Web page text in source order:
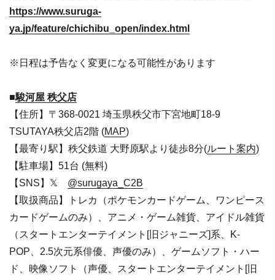
https://www.suruga-
ya.jp/feature/chichibu_open/index.html
※日程は予告なく変更になる可能性があります
■駿河屋 秩父店
【住所】〒368-0021 埼玉県秩父市下宮地町18-9
TSUTAYA秩父店2階 (MAP)
【最寄り駅】秩父鉄道 大野原駅より徒歩8分(ルート案内)
【駐車場】51台 (無料)
【SNS】𝕏 @surugaya_C2B
【取扱商品】トレカ（ポケモンカードゲーム、ワンピース
カードゲームのみ）、アニメ・ゲーム雑貨、アイドル雑貨
（スタートエンターテイメント[旧ジャニーズ]系、K-
POP、2.5次元系俳優、声優のみ）、ゲームソフト・ハー
ド、映像ソフト（声優、スタートエンターテイメント[旧